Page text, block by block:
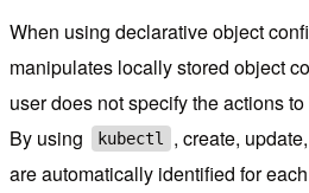
When using declarative object
manipulates locally stored object
user does not specify the actions
By using
kubectl
, create,
are automatically identified for